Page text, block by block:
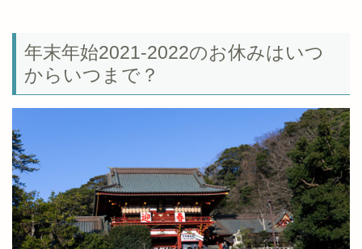
年末年始2021-2022のお休みはいつ
からいつまで？